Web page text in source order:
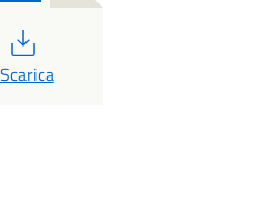
Scarica